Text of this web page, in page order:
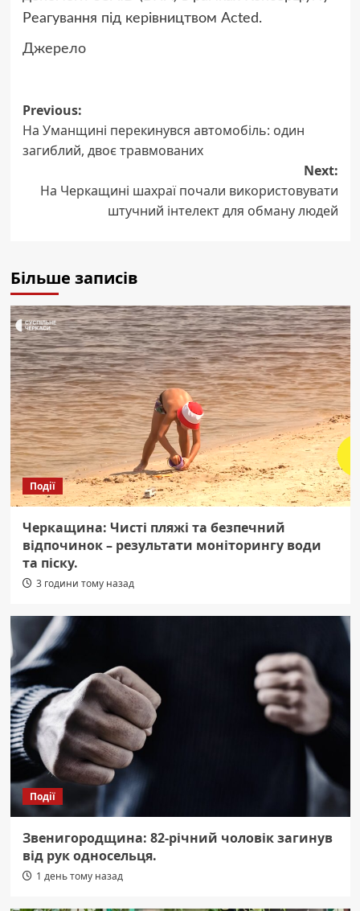
Реагування під керівництвом Acted.
Джерело
Post
navigation
Previous:
На Уманщині перекинувся автомобіль: один
загиблий, двоє травмованих
Next:
На Черкащині шахраї почали використовувати
штучний інтелект для обману людей
Більше записів
Події
Черкащина: Чисті пляжі та безпечний
відпочинок – результати моніторингу води
та піску.
3 години тому назад
Події
Звенигородщина: 82-річний чоловік загинув
від рук односельця.
1 день тому назад